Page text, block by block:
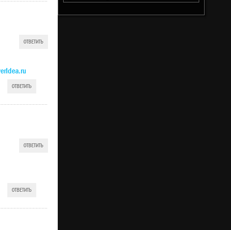
ОТВЕТИТЬ
ОТВЕТИТЬ
ОТВЕТИТЬ
ОТВЕТИТЬ